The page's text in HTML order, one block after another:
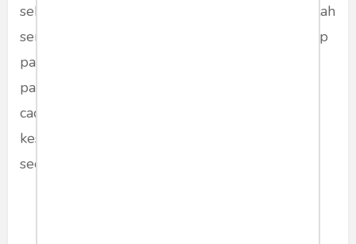
sekaligus menjadi bukti nyata bahwa pemerintah
serius menutup celah ketergantungan terhadap
pasar luar negeri. Dengan demikian, harga
pangan di dalam negeri dapat lebih stabil,
cadangan pemerintah tetap terjaga, dan
kesejahteraan petani lokal akan meningkat
secara adil dan merata.